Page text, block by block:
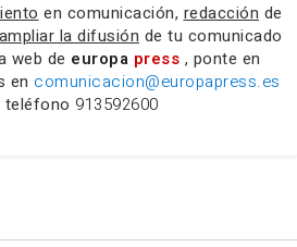
en comunicación, redacción de
ampliar la difusión de tu comunicado
web de europa press , ponte en
en comunicacion@europapress.es
teléfono 913592600